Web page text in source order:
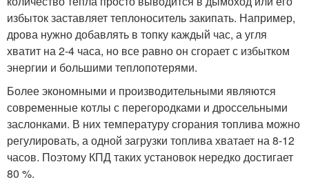
избыток заставляет теплоноситель закипать. Например,
дрова нужно добавлять в топку каждый час, а угля
хватит на 2-4 часа, но все равно он сгорает с избытком
энергии и большими теплопотерями.
Более экономными и производительными являются
современные котлы с перегородками и дроссельными
заслонками. В них температуру сгорания топлива можно
регулировать, а одной загрузки топлива хватает на 8-12
часов. Поэтому КПД таких установок нередко достигает
80 %.